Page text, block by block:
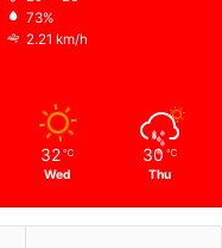
73%
2.21 km/h
32 ℃
Wed
30 ℃
Thu